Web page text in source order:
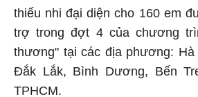
thiếu nhi đại diện cho 160 em
trợ trong đợt 4 của chương
thương" tại các địa phương: Hà
Đắk Lắk, Bình Dương, Bến
TPHCM.